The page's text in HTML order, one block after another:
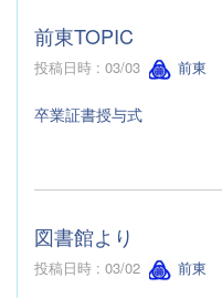
前東TOPIC
投稿日時 : 03/03 前東
卒業証書授与式
図書館より
投稿日時 : 03/02 前東